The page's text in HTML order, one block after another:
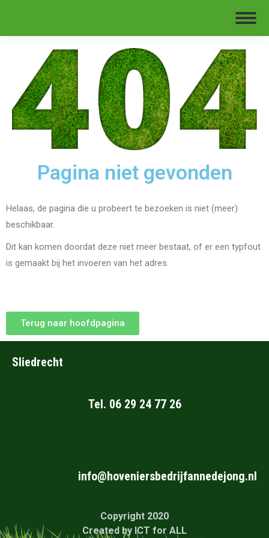
Pagina niet gevonden
Helaas, de pagina die u probeert te bezoeken is niet (meer)
beschikbaar.
Dit kan komen doordat deze niet meer bestaat, of er een typfout
is gemaakt bij het invoeren van het adres.
Terug naar hoofdpagina
Sliedrecht
Tel. 06 29 24 77 26
info@hoveniersbedrijfannedejong.nl
Copyright 2020
Created by ICT for ALL